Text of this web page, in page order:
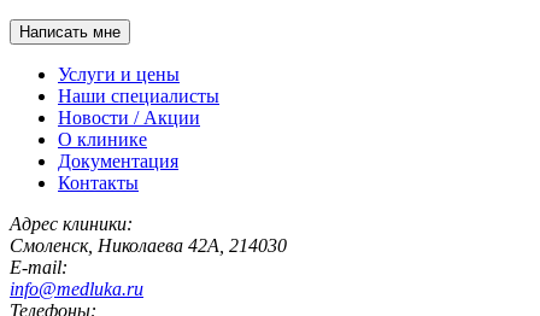
Написать мне
Услуги и цены
Наши специалисты
Новости / Акции
О клинике
Документация
Контакты
Адрес клиники:
Смоленск, Николаева 42А 214030
E-mail:
info@medluka.ru
Телефоны: